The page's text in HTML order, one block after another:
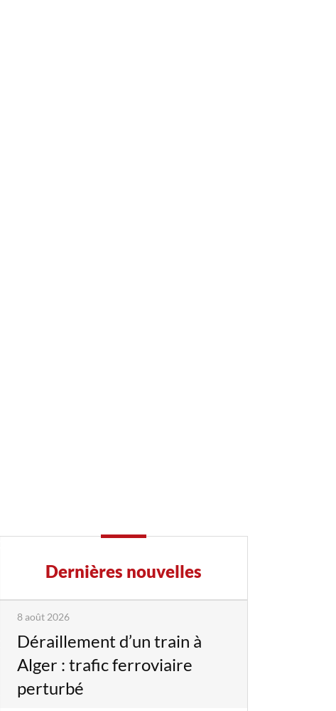
Dernières nouvelles
8 août 2026
Déraillement d’un train à
Alger : trafic ferroviaire
perturbé